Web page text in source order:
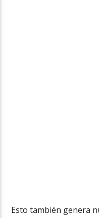
Esto también genera